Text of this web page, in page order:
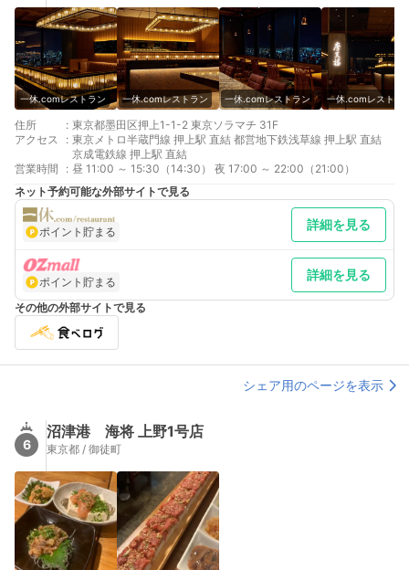
一休.comレストラン 一休.comレストラン 一休.comレストラン 一休.comレストラ
住所 : 東京都墨田区押上1-1-2 東京ソラマチ 31F
アクセス
: 東京メトロ半蔵門線 押上駅 直結 都営地下鉄浅草線 押上駅 直結
京成電鉄線 押上駅 直結
営業時間
: 昼 11:00 ～ 15:30（14:30） 夜 17:00 ～ 22:00（21:00）
ネット予約可能な外部サイトで見る
ポイント貯まる 詳細を見る
ポイント貯まる 詳細を見る
その他の外部サイトで見る
シェア用のページを表示
6
沼津港 海将 上野1号店
東京都 / 御徒町